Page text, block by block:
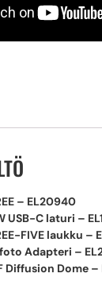
– EL20940
USB-C laturi –
FIVE laukku –
Adapteri –
Diffusion Dome –